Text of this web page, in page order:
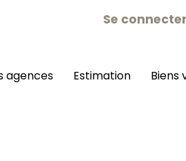
Se connecter
agences estimation